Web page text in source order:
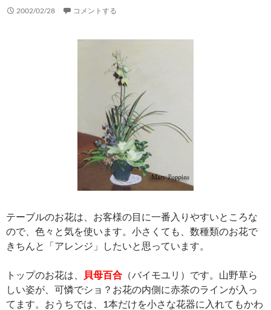
2002/02/28 コメントする
テーブルのお花は、お客様の目に一番入りやすいところな
ので、色々と気を使います。小さくても、数種類のお花で
きちんと「アレンジ」したいと思っています。
トップのお花は、 貝母百合 （バイモユリ）です。山野草ら
しい姿が、可憐でショ？お花の内側に赤茶のラインが入っ
てます。おうちでは、1本だけを小さな花器に入れてもかわ